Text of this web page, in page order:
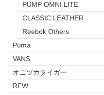
PUMP OMNI LITE
CLASSIC LEATHER
Reebok Others
Puma
VANS
オニツカタイガー
RFW